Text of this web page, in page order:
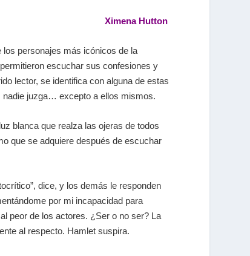
Ximena Hutton
los personajes más icónicos de la
escuchar sus confesiones y
lector, se identifica con alguna de estas
nadie juzga… excepto a ellos mismos.
blanca que realza las ojeras de todos
que se adquiere después de escuchar
dice, y los demás le responden
por mi incapacidad para
peor de los actores. ¿Ser o no ser? La
al respecto. Hamlet suspira.